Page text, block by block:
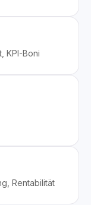
KPI-Boni
Rentabilität